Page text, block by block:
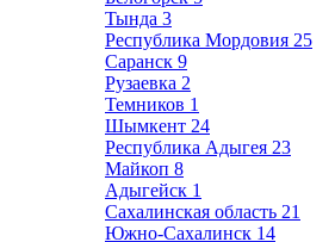
Тында 3
Республика Мордовия 25
Саранск 9
Рузаевка 2
Темников 1
Шымкент 24
Республика Адыгея 23
Майкоп 8
Адыгейск 1
Сахалинская область 21
Южно-Сахалинск 14